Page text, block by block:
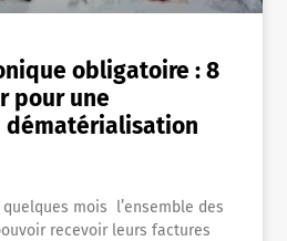
obligatoire : 8
pour une
dématérialisation
mois l’ensemble des
recevoir leurs factures